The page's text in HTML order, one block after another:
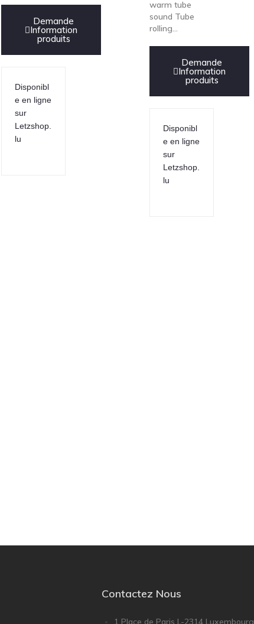
Demande
Information
produits
Disponibl
e en ligne
sur
Letzshop.
lu
warm tube
sound Tube
rolling...
Demande
Information
produits
Disponibl
e en ligne
sur
Letzshop.
lu
Contactez Nous
1 Place de Paris L-2314 Luxembourg